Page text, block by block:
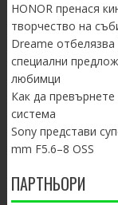
HONOR пренася
творчество на
Dreame
специални
любимци
Как да
система
Sony представи
mm F5.6–8 OSS
ПАРТНЬОРИ